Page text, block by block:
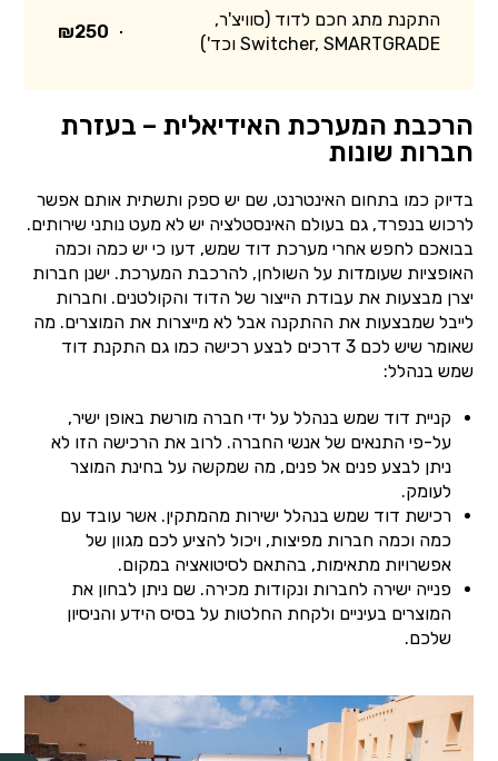
התקנת מתג חכם לדוד (סוויצ'ר,
Switcher, SMARTGRADE וכד')
₪250
הרכבת המערכת האידיאלית – בעזרת
חברות שונות
בדיוק כמו בתחום האינטרנט, שם יש ספק ותשתית אותם אפשר
לרכוש בנפרד, גם בעולם האינסטלציה יש לא מעט נותני שירותים.
בבואכם לחפש אחרי מערכת דוד שמש, דעו כי יש כמה וכמה
האופציות שעומדות על השולחן, להרכבת המערכת. ישנן חברות
יצרן מבצעות את עבודת הייצור של הדוד והקולטנים. וחברות
לייבל שמבצעות את ההתקנה אבל לא מייצרות את המוצרים. מה
שאומר שיש לכם 3 דרכים לבצע רכישה כמו גם התקנת דוד
שמש בנהלל:
קניית דוד שמש בנהלל על ידי חברה מורשת באופן ישיר,
על-פי התנאים של אנשי החברה. לרוב את הרכישה הזו לא
ניתן לבצע פנים אל פנים, מה שמקשה על בחינת המוצר
לעומק.
רכישת דוד שמש בנהלל ישירות מהמתקין. אשר עובד עם
כמה וכמה חברות מפיצות, ויכול להציע לכם מגוון של
אפשרויות מתאימות, בהתאם לסיטואציה במקום.
פנייה ישירה לחברות ונקודות מכירה. שם ניתן לבחון את
המוצרים בעיניים ולקחת החלטות על בסיס הידע והניסיון
שלכם.